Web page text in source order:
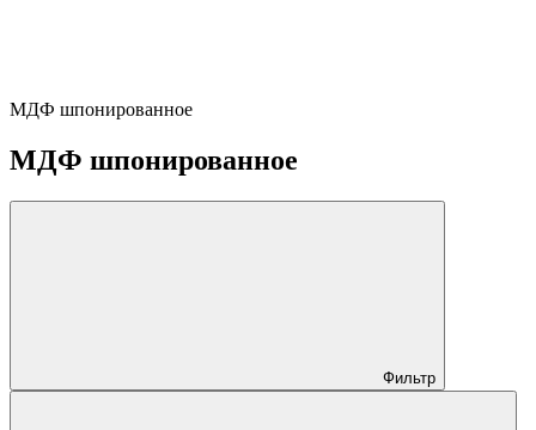
МДФ шпонированное
МДФ шпонированное
Фильтр